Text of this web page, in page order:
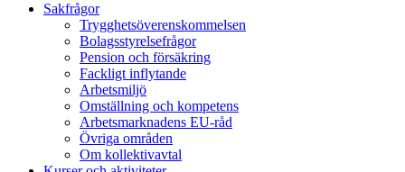
Sakfrågor
Trygghets­överenskommelsen
Bolagsstyrelsefrågor
Pension och försäkring
Fackligt inflytande
Arbetsmiljö
Omställning och kompetens
Arbetsmarknadens EU-råd
Övriga områden
Om kollektivavtal